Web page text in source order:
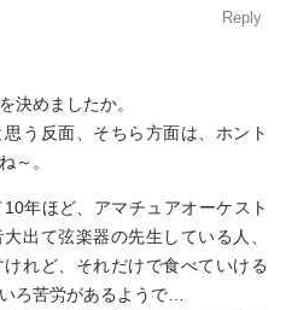
Reply
決めましたか。
う反面、そちら方面は、ホント
～。
年ほど、アマチュアオーケスト
出て弦楽器の先生している人、
れど、それだけで食べていける
ろ苦労があるようで…